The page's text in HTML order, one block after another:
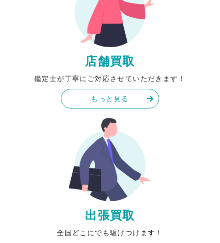
店舗買取
鑑定士が丁寧にご対応させていただきます！
もっと見る
出張買取
全国どこにでも駆けつけます！